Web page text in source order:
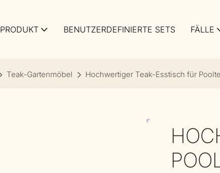
PRODUKT BENUTZERDEFINIERTE SETS FÄLLE
Teak-Gartenmöbel Hochwertiger Teak-Esstisch für